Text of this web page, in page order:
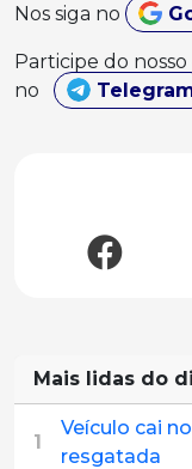
Nos siga no
Participe do
no
Mais lidas do
1
Veículo cai
resgatada